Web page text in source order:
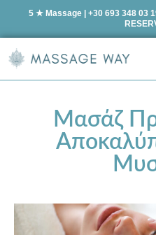
5 ★ Massage | +30 693 348 03
Μασάζ